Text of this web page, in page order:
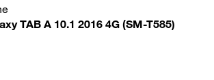
TAB A 10.1 2016 4G (SM-T585)
Galaxy TAB A 10.1 2016 4G (SM-T585) ou
sélectionné